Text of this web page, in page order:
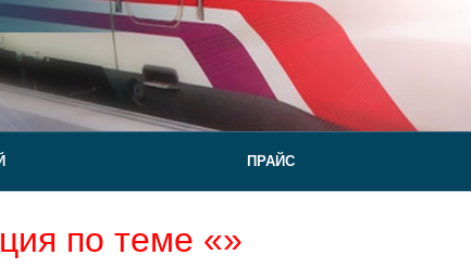
ПРАЙС
по теме «»